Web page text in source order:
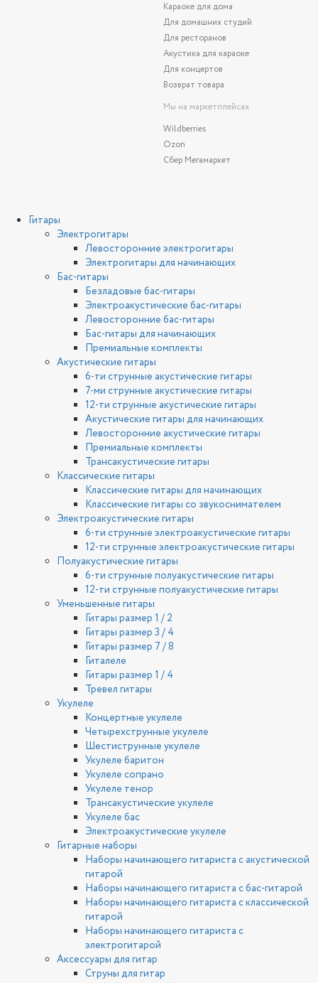
Караоке для дома
Для домашних студий
Для ресторанов
Акустика для караоке
Для концертов
Возврат товара
Мы на маркетплейсах
Wildberries
Ozon
Сбер Мегамаркет
Гитары
Электрогитары
Левосторонние электрогитары
Электрогитары для начинающих
Бас-гитары
Безладовые бас-гитары
Электроакустические бас-гитары
Левосторонние бас-гитары
Бас-гитары для начинающих
Премиальные комплекты
Акустические гитары
6-ти струнные акустические гитары
7-ми струнные акустические гитары
12-ти струнные акустические гитары
Акустические гитары для начинающих
Левосторонние акустические гитары
Премиальные комплекты
Трансакустические гитары
Классические гитары
Классические гитары для начинающих
Классические гитары со звукоснимателем
Электроакустические гитары
6-ти струнные электроакустические гитары
12-ти струнные электроакустические гитары
Полуакустические гитары
6-ти струнные полуакустические гитары
12-ти струнные полуакустические гитары
Уменьшенные гитары
Гитары размер 1 / 2
Гитары размер 3 / 4
Гитары размер 7 / 8
Гиталеле
Гитары размер 1 / 4
Тревел гитары
Укулеле
Концертные укулеле
Четырехструнные укулеле
Шестиструнные укулеле
Укулеле баритон
Укулеле сопрано
Укулеле тенор
Трансакустические укулеле
Укулеле бас
Электроакустические укулеле
Гитарные наборы
Наборы начинающего гитариста с акустической
гитарой
Наборы начинающего гитариста с бас-гитарой
Наборы начинающего гитариста с классической
гитарой
Наборы начинающего гитариста с
электрогитарой
Аксессуары для гитар
Струны для гитар